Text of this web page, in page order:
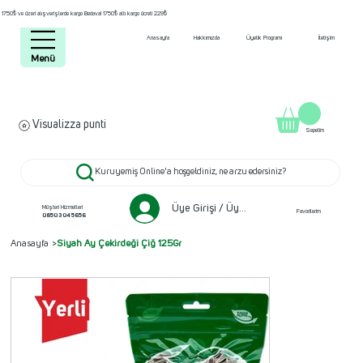
1750₺ ve üzeri alışverişlerde kargo Bedava! 1750₺ altı kargo ücreti 229₺
Anasayfa Hakkımızda Üyelik Programı İletişim
Kuruyemiş Online'a hoşgeldiniz, ne arzu edersiniz?
Müşteri Hizmetleri
0850 304 5656
Üye Girişi / Üye ol
Visualizza punti
Favorilerim
Sepetim
Menü
Anasayfa >Siyah Ay Çekirdeği Çiğ 125Gr